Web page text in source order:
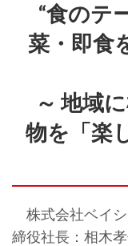
“食のテ
菜・即食
～ 地域
物を「楽
株式会社ベイ
締役社長：相木